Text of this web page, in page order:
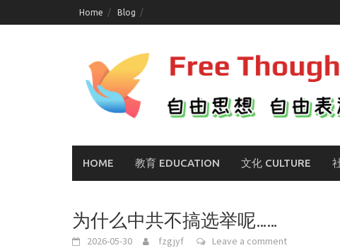
to
Home Blog
HOME 教育 EDUCATION 文化 CULTURE
为什么中共不搞选举呢……
2026-05-30 fzgjyf Leave a comment